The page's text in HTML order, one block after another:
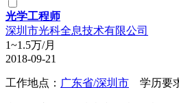
光学工程师
深圳市光科全息技术有限公司
1~1.5万/月
2018-09-21
工作地点： 广东省/深圳市 学历要